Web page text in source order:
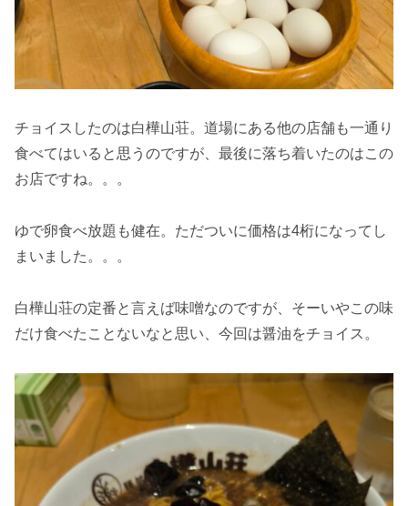
チョイスしたのは白樺山荘。道場にある他の店舗も一通り
食べてはいると思うのですが、最後に落ち着いたのはこの
お店ですね。。。
ゆで卵食べ放題も健在。ただついに価格は4桁になってし
まいました。。。
白樺山荘の定番と言えば味噌なのですが、そーいやこの味
だけ食べたことないなと思い、今回は醤油をチョイス。